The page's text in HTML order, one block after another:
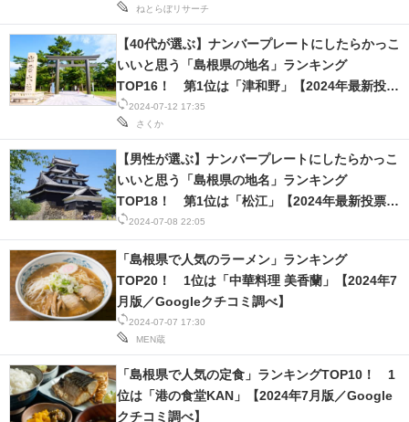
ねとらぼリサーチ
2024-07-12 17:35
さくか
【40代が選ぶ】ナンバープレートにしたらかっこ
いいと思う「島根県の地名」ランキング
TOP16！ 第1位は「津和野」【2024年最新投票
結果】
2024-07-08 22:05
【男性が選ぶ】ナンバープレートにしたらかっこ
いいと思う「島根県の地名」ランキング
TOP18！ 第1位は「松江」【2024年最新投票結
果】
2024-07-07 17:30
MEN蔵
「島根県で人気のラーメン」ランキング
TOP20！ 1位は「中華料理 美香蘭」【2024年7
月版／Googleクチコミ調べ】
「島根県で人気の定食」ランキングTOP10！ 1
位は「港の食堂KAN」【2024年7月版／Google
クチコミ調べ】